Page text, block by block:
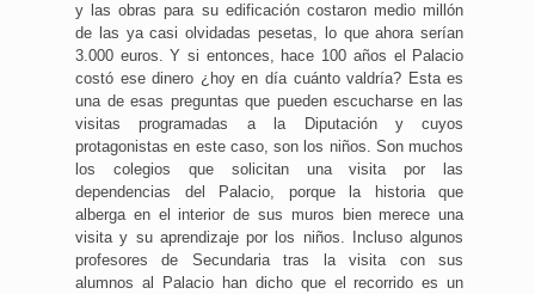
y las obras para su edificación costaron medio millón
de las ya casi olvidadas pesetas, lo que ahora serían
3.000 euros. Y si entonces, hace 100 años el Palacio
costó ese dinero ¿hoy en día cuánto valdría? Esta es
una de esas preguntas que pueden escucharse en las
visitas programadas a la Diputación y cuyos
protagonistas en este caso, son los niños. Son muchos
los colegios que solicitan una visita por las
dependencias del Palacio, porque la historia que
alberga en el interior de sus muros bien merece una
visita y su aprendizaje por los niños. Incluso algunos
profesores de Secundaria tras la visita con sus
alumnos al Palacio han dicho que el recorrido es un